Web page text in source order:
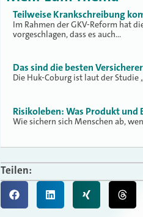
Teilweise Krankschreibung
Im Rahmen der GKV-Reform hat
vorgeschlagen, dass es auch…
Das sind die besten
Die Huk-Coburg ist laut der Studie
Risikoleben: Was Produkt und
Wie sichern sich Menschen ab,
Teilen: